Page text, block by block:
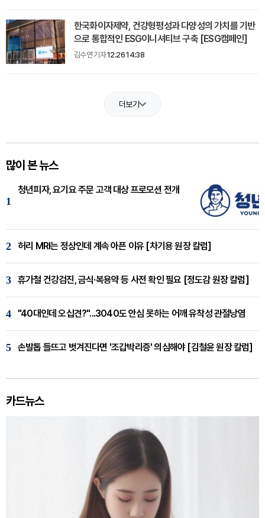
한국화이자제약, 건강형평성과 다양성의 가치를 기반
으로 통합적인 ESG이니셔티브 구축 [ESG캠페인]
김수연 기자12.26 14:38
더보기
많이 본 뉴스
1
청년피자, 요기요 주문 고객 대상 프로모션 전개
2 허리 MRI는 정상인데 계속 아픈 이유 [차기용 원장 칼럼]
3 휴가철 건강검진, 금식·복용약 등 사전 확인 필요 [정도감 원장 칼럼]
4 "40대인데 오십견?"...3040도 안심 못하는 어깨 유착성 관절낭염
5 손발톱 들뜨고 벗겨진다면 '조갑박리증' 의심해야 [김철윤 원장 칼럼]
카드뉴스